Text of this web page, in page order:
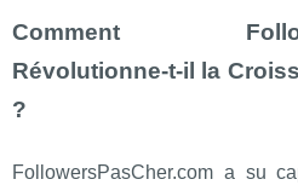
Comment
Révolutionne-t-il la
?
FollowersPasCher.com a su